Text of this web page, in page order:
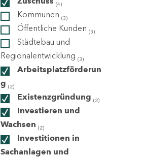
(4)
Kommunen (3)
Öffentliche Kunden (3)
Städtebau und
Regionalentwicklung (3)
Arbeitsplatzförderun
g (2)
Existenzgründung (2)
Investieren und
Wachsen (2)
Investitionen in
Sachanlagen und